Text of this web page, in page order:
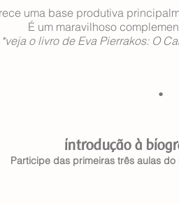
uma base produtiva
É um maravilhoso
*veja o livro de Eva Pierrakos: O
.
introdução à
Participe das primeiras três aulas